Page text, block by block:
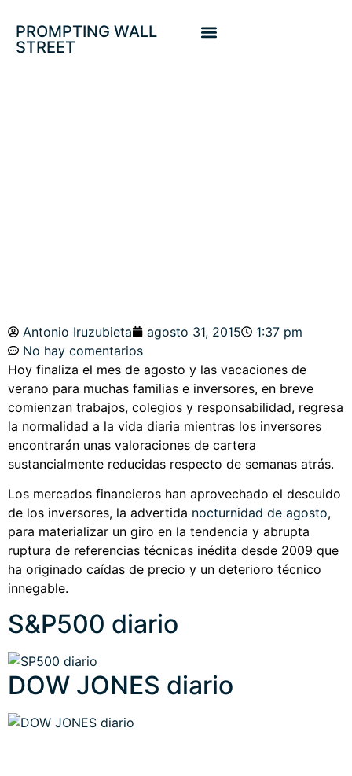
PROMPTING WALL
STREET
Antonio Iruzubieta agosto 31, 2015
1:37 pm
No hay comentarios
Hoy finaliza el mes de agosto y las vacaciones de
verano para muchas familias e inversores, en breve
comienzan trabajos, colegios y responsabilidad, regresa
la normalidad a la vida diaria mientras los inversores
encontrarán unas valoraciones de cartera
sustancialmente reducidas respecto de semanas atrás.
Los mercados financieros han aprovechado el descuido
de los inversores, la advertida nocturnidad de agosto,
para materializar un giro en la tendencia y abrupta
ruptura de referencias técnicas inédita desde 2009 que
ha originado caídas de precio y un deterioro técnico
innegable.
S&P500 diario
DOW JONES diario